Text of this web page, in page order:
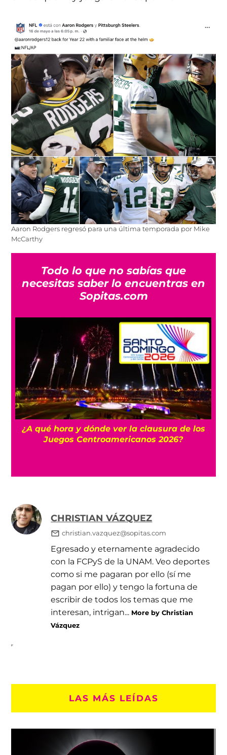
Aaron Rodgers regresó para una última temporada por Mike
McCarthy
Todo lo que no sabías que
necesitas saber lo encuentras en
Sopitas.com
¿A qué hora y dónde ver la clausura de los
Juegos Centroamericanos 2026?
CHRISTIAN VÁZQUEZ
christian.vazquez@sopitas.com
Egresado y eternamente agradecido
con la FCPyS de la UNAM. Veo deportes
como si me pagaran por ello (sí me
pagan por ello) y tengo la fortuna de
escribir de todos los temas que me
interesan, intrigan... More by Christian
Vázquez
LAS MÁS LEÍDAS